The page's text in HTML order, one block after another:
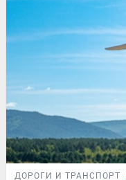
ДОРОГИ И ТРАНСПОРТ